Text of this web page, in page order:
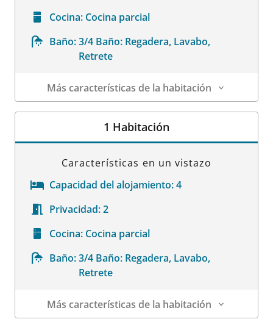
Cocina: Cocina parcial
Baño: 3/4 Baño: Regadera, Lavabo,
Retrete
Más características de la habitación
Datos de la habitación
1 Habitación
Características en un vistazo
Capacidad del alojamiento:4
Privacidad:2
Cocina: Cocina parcial
Baño: 3/4 Baño: Regadera, Lavabo,
Retrete
Más características de la habitación